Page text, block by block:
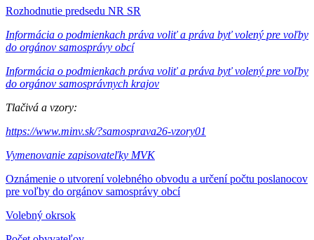
Rozhodnutie predsedu NR SR
Informácia o podmienkach práva voliť a práva byť volený pre voľby
do orgánov samosprávy obcí
Informácia o podmienkach práva voliť a práva byť volený pre voľby
do orgánov samosprávnych krajov
Tlačivá a vzory:
https://www.minv.sk/?samosprava26-vzory01
Vymenovanie zapisovateľky MVK
Oznámenie o utvorení volebného obvodu a určení počtu poslanocov
pre voľby do orgánov samosprávy obcí
Volebný okrsok